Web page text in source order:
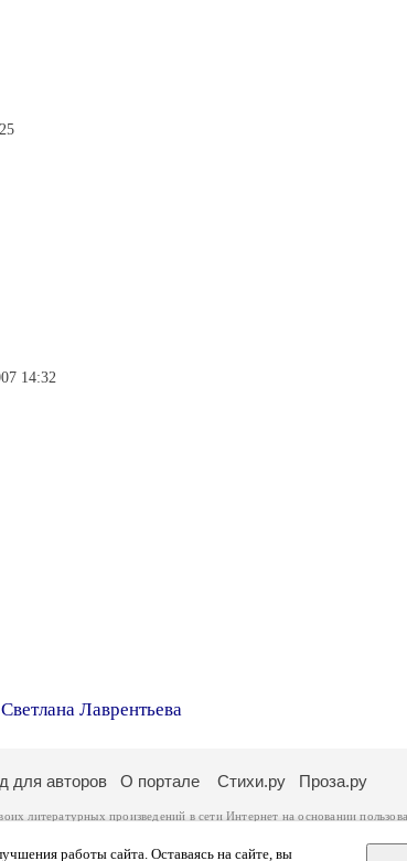
14:32
Лаврентьева
работы сайта. Оставаясь на сайте, вы
для авторов О портале Стихи.ру Проза.ру
литературных произведений в сети Интернет на основании
произведений возможна только с согласия его автора, к которому вы
на основании
законодательства Российской